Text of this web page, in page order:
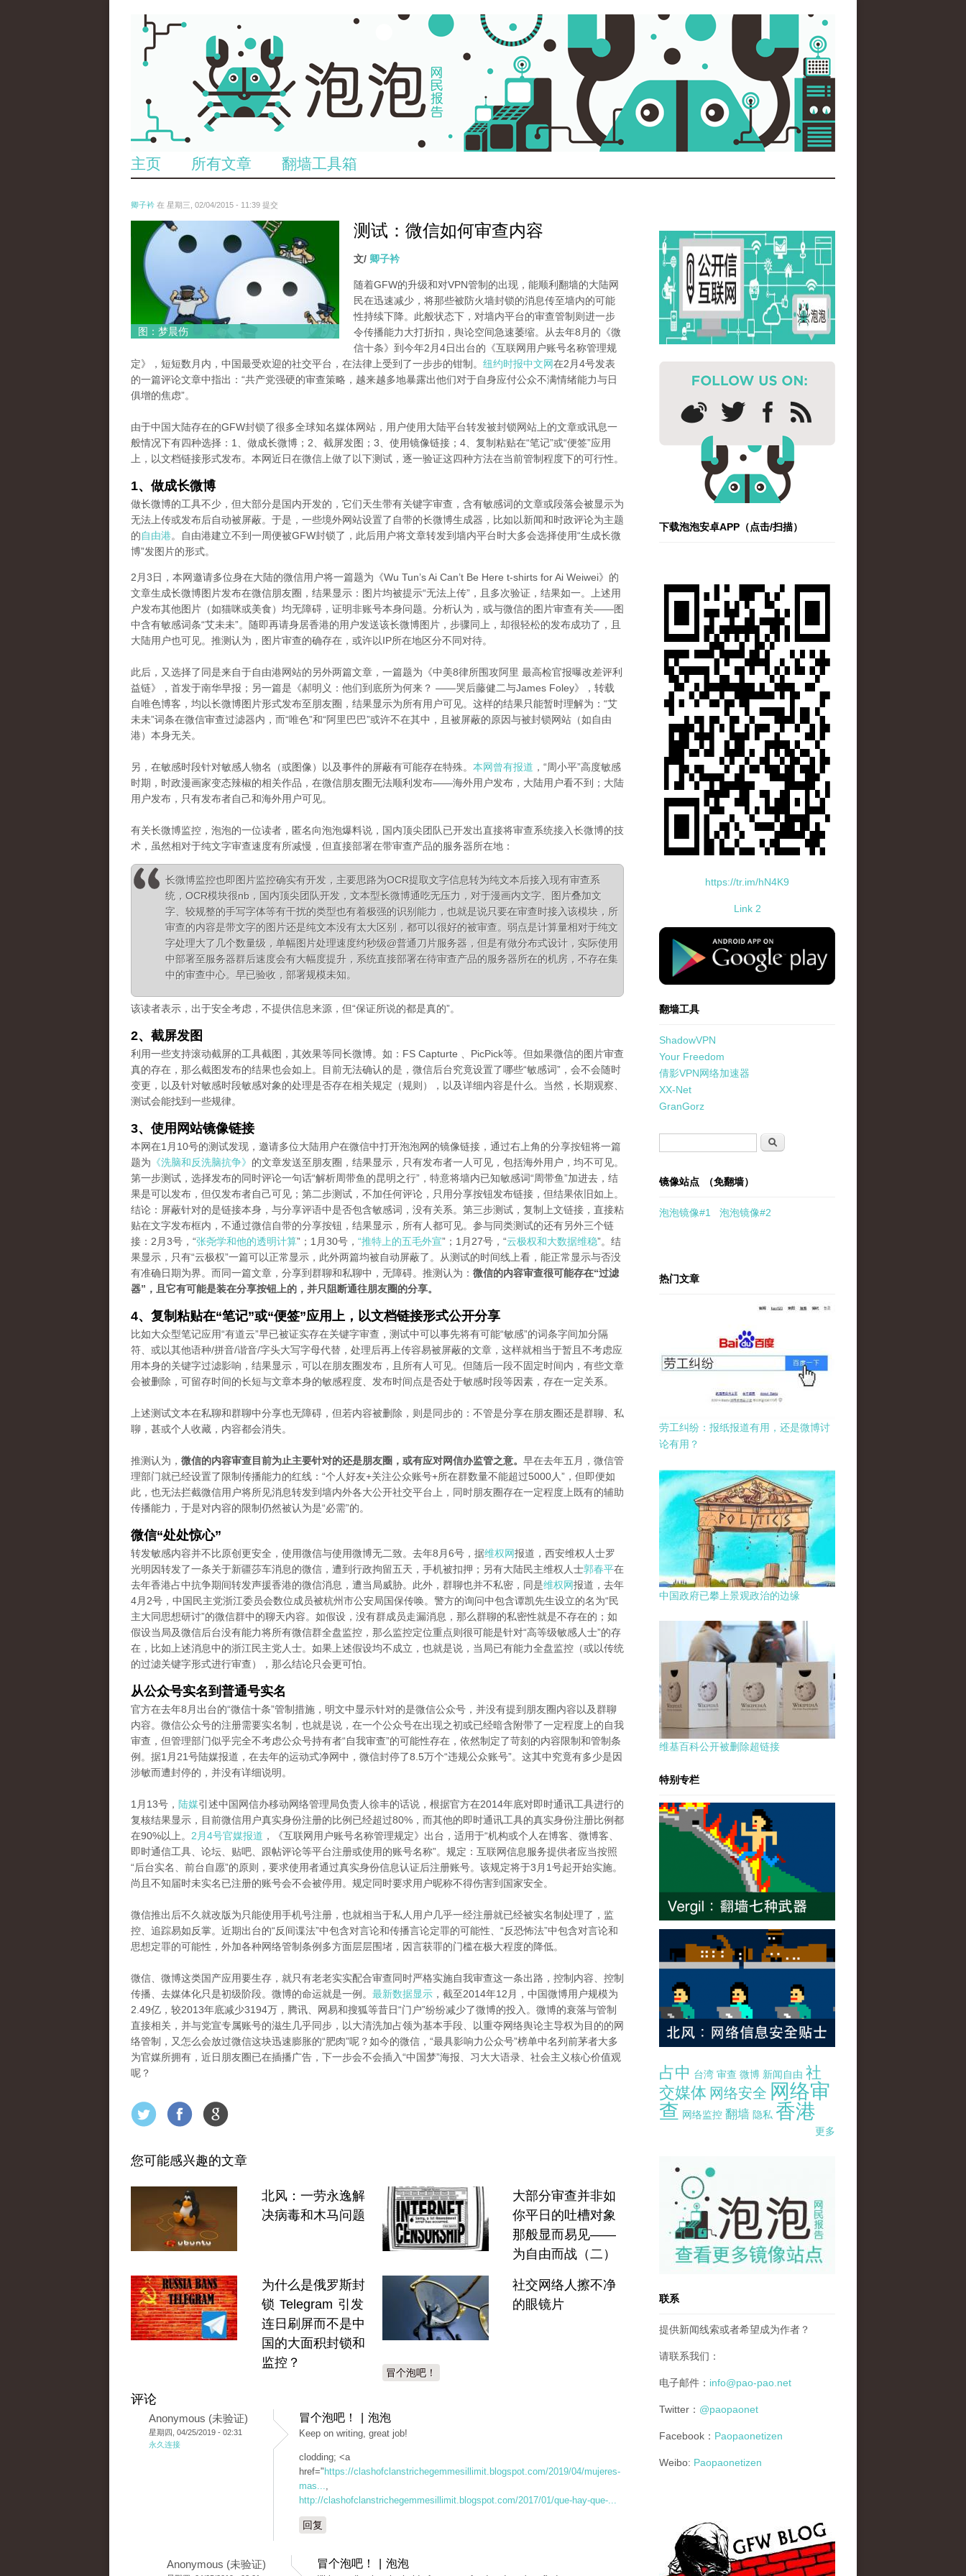
主页 所有文章 翻墙工具箱
卿子衿 在 星期三, 02/04/2015 - 11:39 提交
untitled.jpg
图：梦晨伤
测试：微信如何审查内容
文/ 卿子衿
随着GFW的升级和对VPN管制的出现，能顺利翻墙的大陆网
民在迅速减少，将那些被防火墙封锁的消息传至墙内的可能
性持续下降。此般状态下，对墙内平台的审查管制则进一步
令传播能力大打折扣，舆论空间急速萎缩。从去年8月的《微
信十条》到今年2月4日出台的《互联网用户账号名称管理规
定》，短短数月内，中国最受欢迎的社交平台，在法律上受到了一步步的钳制。 纽约时报中文网在2月4号发表
的一篇评论文章中指出：“共产党强硬的审查策略，越来越多地暴露出他们对于自身应付公众不满情绪能力与日
俱增的焦虑”。
由于中国大陆存在的GFW封锁了很多全球知名媒体网站，用户使用大陆平台转发被封锁网站上的文章或讯息一
般情况下有四种选择：1、做成长微博；2、截屏发图；3、使用镜像链接；4、复制粘贴在“笔记”或“便签”应用
上，以文档链接形式发布。本网近日在微信上做了以下测试，逐一验证这四种方法在当前管制程度下的可行性。
1、做成长微博
做长微博的工具不少，但大部分是国内开发的，它们天生带有关键字审查，含有敏感词的文章或段落会被显示为
无法上传或发布后自动被屏蔽。于是，一些境外网站设置了自带的长微博生成器，比如以新闻和时政评论为主题
的自由港。自由港建立不到一周便被GFW封锁了，此后用户将文章转发到墙内平台时大多会选择使用“生成长微
博”发图片的形式。
2月3日，本网邀请多位身在大陆的微信用户将一篇题为《Wu Tun’s Ai Can’t Be Here t-shirts for Ai Weiwei》的
文章生成长微博图片发布在微信朋友圈，结果显示：图片均被提示“无法上传”，且多次验证，结果如一。上述用
户发布其他图片（如猫咪或美食）均无障碍，证明非账号本身问题。分析认为，或与微信的图片审查有关——图
中含有敏感词条“艾未未”。随即再请身居香港的用户发送该长微博图片，步骤同上，却很轻松的发布成功了，且
大陆用户也可见。推测认为，图片审查的确存在，或许以IP所在地区分不同对待。
此后，又选择了同是来自于自由港网站的另外两篇文章，一篇题为《中美8律所围攻阿里 最高检官报曝改差评利
益链》，首发于南华早报；另一篇是《郝明义：他们到底所为何来？ ——哭后藤健二与James Foley》，转载
自唯色博客，均以长微博图片形式发布至朋友圈，结果显示为所有用户可见。这样的结果只能暂时理解为：“艾
未未”词条在微信审查过滤器内，而“唯色”和“阿里巴巴”或许不在其中，且被屏蔽的原因与被封锁网站（如自由
港）本身无关。
另，在敏感时段针对敏感人物名（或图像）以及事件的屏蔽有可能存在特殊。 本网曾有报道 ，“周小平”高度敏感
时期，时政漫画家变态辣椒的相关作品，在微信朋友圈无法顺利发布——海外用户发布，大陆用户看不到；大陆
用户发布，只有发布者自己和海外用户可见。
有关长微博监控，泡泡的一位读者，匿名向泡泡爆料说，国内顶尖团队已开发出直接将审查系统接入长微博的技
术，虽然相对于纯文字审查速度有所减慢，但直接部署在带审查产品的服务器所在地：
长微博监控也即图片监控确实有开发，主要思路为OCR提取文字信息转为纯文本后接入现有审查系
统，OCR模块很nb，国内顶尖团队开发，文本型长微博通吃无压力，对于漫画内文字、图片叠加文
字、较规整的手写字体等有干扰的类型也有着极强的识别能力，也就是说只要在审查时接入该模块，所
审查的内容是带文字的图片还是纯文本没有太大区别，都可以很好的被审查。弱点是计算量相对于纯文
字处理大了几个数量级，单幅图片处理速度约秒级@普通刀片服务器，但是有做分布式设计，实际使用
中部署至服务器群后速度会有大幅度提升，系统直接部署在待审查产品的服务器所在的机房，不存在集
中的审查中心。早已验收，部署规模未知。
该读者表示，出于安全考虑，不提供信息来源，但“保证所说的都是真的”。
2、截屏发图
利用一些支持滚动截屏的工具截图，其效果等同长微博。如：FS Capturte 、PicPick等。但如果微信的图片审查
真的存在，那么截图发布的结果也会如上。目前无法确认的是，微信后台究竟设置了哪些“敏感词”，会不会随时
变更，以及针对敏感时段敏感对象的处理是否存在相关规定（规则），以及详细内容是什么。当然，长期观察、
测试会能找到一些规律。
3、使用网站镜像链接
本网在1月10号的测试发现，邀请多位大陆用户在微信中打开泡泡网的镜像链接，通过右上角的分享按钮将一篇
题为 《洗脑和反洗脑抗争》 的文章发送至朋友圈，结果显示，只有发布者一人可见，包括海外用户，均不可见。
第一步测试，选择发布的同时评论一句话“解析周带鱼的昆明之行”，特意将墙内已知敏感词“周带鱼”加进去，结
果是可以发布，但仅发布者自己可见；第二步测试，不加任何评论，只用分享按钮发布链接，但结果依旧如上。
结论：屏蔽针对的是链接本身，与分享评语中是否包含敏感词，没有关系。第三步测试，复制上文链接，直接粘
贴在文字发布框内，不通过微信自带的分享按钮，结果显示，所有人都可见。参与同类测试的还有另外三个链
接：2月3号，“张尧学和他的透明计算”；1月30号， “推特上的五毛外宣”；1月27号，“云极权和大数据维稳”。结
果显示，只有“云极权”一篇可以正常显示，此外两篇均被自动屏蔽了。从测试的时间线上看，能正常显示与否没
有准确日期为界。而同一篇文章，分享到群聊和私聊中，无障碍。推测认为： 微信的内容审查很可能存在“过滤
器”，且它有可能是装在分享按钮上的，并只阻断通往朋友圈的分享。
4、复制粘贴在“笔记”或“便签”应用上，以文档链接形式公开分享
比如大众型笔记应用“有道云”早已被证实存在关键字审查，测试中可以事先将有可能“敏感”的词条字间加分隔
符、或以其他语种/拼音/谐音/字头大写字母代替，处理后再上传容易被屏蔽的文章，这样就相当于暂且不考虑应
用本身的关键字过滤影响，结果显示，可以在朋友圈发布，且所有人可见。但随后一段不固定时间内，有些文章
会被删除，可留存时间的长短与文章本身的敏感程度、发布时间点是否处于敏感时段等因素，存在一定关系。
上述测试文本在私聊和群聊中分享也无障碍，但若内容被删除，则是同步的：不管是分享在朋友圈还是群聊、私
聊，甚或个人收藏，内容都会消失。
推测认为， 微信的内容审查目前为止主要针对的还是朋友圈，或有应对网信办监管之意。 早在去年五月，微信管
理部门就已经设置了限制传播能力的红线：“个人好友+关注公众账号+所在群数量不能超过5000人”，但即便如
此，也无法拦截微信用户将所见消息转发到墙内外各大公开社交平台上，同时朋友圈存在一定程度上既有的辅助
传播能力，于是对内容的限制仍然被认为是“必需”的。
微信“处处惊心”
转发敏感内容并不比原创更安全，使用微信与使用微博无二致。去年8月6号，据维权网报道，西安维权人士罗
光明因转发了一条关于新疆莎车消息的微信，遭到行政拘留五天，手机被扣押；另有大陆民主维权人士郭春平在
去年香港占中抗争期间转发声援香港的微信消息，遭当局威胁。此外，群聊也并不私密，同是维权网报道，去年
4月2号，中国民主党浙江委员会数位成员被杭州市公安局国保传唤。警方的询问中包含谭凯先生设立的名为“民
主大同思想研讨”的微信群中的聊天内容。如假设，没有群成员走漏消息，那么群聊的私密性就是不存在的；如
假设当局及微信后台没有能力将所有微信群全盘监控，那么监控定位重点则很可能是针对“高等级敏感人士”的存
在，比如上述消息中的浙江民主党人士。如果上述假设均不成立，也就是说，当局已有能力全盘监控（或以传统
的过滤关键字形式进行审查），那么结论只会更可怕。
从公众号实名到普通号实名
官方在去年8月出台的“微信十条”管制措施，明文中显示针对的是微信公众号，并没有提到朋友圈内容以及群聊
内容。微信公众号的注册需要实名制，也就是说，在一个公众号在出现之初或已经暗含附带了一定程度上的自我
审查，但管理部门似乎完全不考虑公众号持有者“自我审查”的可能性存在，依然制定了苛刻的内容限制和管制条
例。据1月21号陆媒报道，在去年的运动式净网中，微信封停了8.5万个“违规公众账号”。这其中究竟有多少是因
涉敏而遭封停的，并没有详细说明。
1月13号， 陆媒引述中国网信办移动网络管理局负责人徐丰的话说，根据官方在2014年底对即时通讯工具进行的
复核结果显示，目前微信用户真实身份注册的比例已经超过80%，而其他的即时通讯工具的真实身份注册比例都
在90%以上。 2月4号官媒报道 ，《互联网用户账号名称管理规定》出台，适用于“机构或个人在博客、微博客、
即时通信工具、论坛、贴吧、跟帖评论等平台注册或使用的账号名称”。规定：互联网信息服务提供者应当按照
“后台实名、前台自愿”的原则，要求使用者通过真实身份信息认证后注册账号。该规定将于3月1号起开始实施。
尚且不知届时未实名已注册的账号会不会被停用。规定同时要求用户昵称不得伤害到国家安全。
微信推出后不久就改版为只能使用手机号注册，也就相当于私人用户几乎一经注册就已经被实名制处理了，监
控、追踪易如反掌。近期出台的“反间谍法”中包含对言论和传播言论定罪的可能性、“反恐怖法”中包含对言论和
思想定罪的可能性，外加各种网络管制条例多方面层层围堵，因言获罪的门槛在极大程度的降低。
微信、微博这类国产应用要生存，就只有老老实实配合审查同时严格实施自我审查这一条出路，控制内容、控制
传播、去媒体化只是初级阶段。微博的命运就是一例。 最新数据显示 ，截至2014年12月，中国微博用户规模为
2.49亿，较2013年底减少3194万，腾讯、网易和搜狐等昔日“门户”纷纷减少了微博的投入。微博的衰落与管制
直接相关，并与党宣专属账号的滋生几乎同步，以大清洗加占领为基本手段、以重夺网络舆论主导权为目的的网
络管制，又怎么会放过微信这块迅速膨胀的“肥肉”呢？如今的微信，“最具影响力公众号”榜单中名列前茅者大多
为官媒所拥有，近日朋友圈已在插播广告，下一步会不会插入“中国梦”海报、习大大语录、社会主义核心价值观
呢？
您可能感兴趣的文章
北风：一劳永逸解
决病毒和木马问题
大部分审查并非如
你平日的吐槽对象
那般显而易见——
为自由而战（二）
为什么是俄罗斯封
锁 Telegram 引发
连日刷屏而不是中
国的大面积封锁和
监控？
社交网络人擦不净
的眼镜片
冒个泡吧！
评论
Anonymous (未验证)
星期四, 04/25/2019 - 02:31
永久连接
冒个泡吧！ | 泡泡
Keep on writing, great job!
clodding; <a
href=" https://clashofclanstrichegemmesillimit.blogspot.com/2019/04/mujeres-
mas...,
http://clashofclanstrichegemmesillimit.blogspot.com/2017/01/que-hay-que-...
回复
Anonymous (未验证) 冒个泡吧！ | 泡泡
下载泡泡安卓APP（点击/扫描）
https://tr.im/hN4K9
Link 2
standard-icon-googleplay-app-store.png
翻墙工具
ShadowVPN
Your Freedom
倩影VPN网络加速器
XX-Net
GranGorz
搜索
镜像站点 （免翻墙）
泡泡镜像#1 泡泡镜像#2
热门文章
劳工纠纷：报纸报道有用，还是微博讨
论有用？
中国政府已攀上景观政治的边缘
维基百科公开被删除超链接
特别专栏
占中 台湾 审查 微博 新闻自由 社
交媒体 网络安全 网络审
查 网络监控 翻墙 隐私 香港
更多
pao-pao-banner-mirror-site-120814.jpg
联系
提供新闻线索或者希望成为作者？
请联系我们：
电子邮件： info@pao-pao.net
Twitter： @paopaonet
Facebook： Paopaonetizen
Weibo: Paopaonetizen
gfw_blog_small.jpg